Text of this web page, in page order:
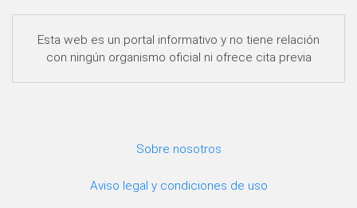
Esta web es un portal informativo y no tiene relación
con ningún organismo oficial ni ofrece cita previa
Sobre nosotros
Aviso legal y condiciones de uso